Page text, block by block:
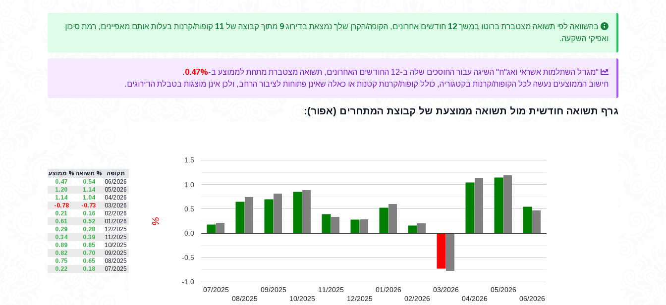
בהשוואה לפי תשואה מצטברת ברוטו במשך 12 חודשים אחרונים, הקופה/הקרן שלך נמצאת בדירוג 9 מתוך קבוצה של 11 קופות/קרנות בעלות אותם מאפיינים, רמת סיכון
ואפיקי השקעה.
"מגדל השתלמות אשראי ואג"ח" השיגה עבור החוסכים שלה ב-12 החודשים האחרונים, תשואה מצטברת מתחת לממוצע ב- 0.47%
.
חישוב הממוצעים נעשה לכל הקופות/קרנות בקטגוריה, כולל קופות/קרנות קטנות או כאלה שאינן פתוחות לציבור הרחב, ולכן אינן מוצגות בטבלת הדירוגים.
גרף תשואה חודשית מול תשואה ממוצעת של קבוצת המתחרים (אפור):
07/2025
08/2025
09/2025
10/2025
11/2025
12/2025
01/2026
02/2026
03/2026
04/2026
05/2026
06/2026
-1.0
-0.5
0.0
0.5
1.0
1.5
%
תקופה % תשואה % ממוצע
06/2026
0.54
0.47
05/2026
1.14
1.20
04/2026
1.04
1.14
03/2026
-0.73
-0.78
02/2026
0.16
0.21
01/2026
0.52
0.61
12/2025
0.28
0.29
11/2025
0.39
0.34
10/2025
0.85
0.89
09/2025
0.70
0.82
08/2025
0.65
0.75
07/2025
0.18
0.22